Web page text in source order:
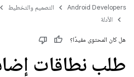
Android Developers التصميم والتخطيط
الأدلة
هل كان المحتوى مفيدًا؟
طلب نطاقات